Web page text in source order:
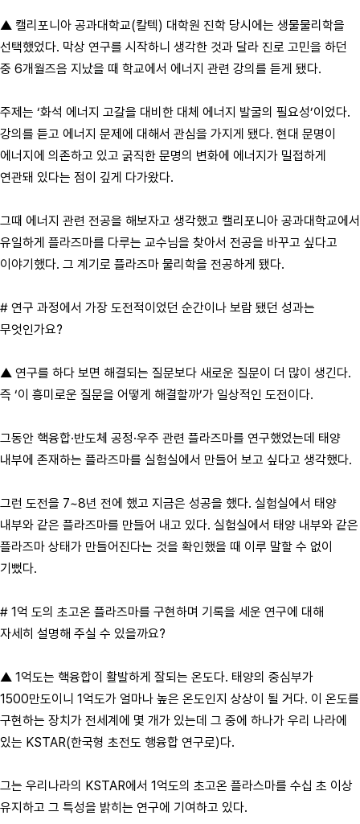
▲ 캘리포니아 공과대학교(칼텍) 대학원 진학 당시에는 생물물리학을
선택했었다. 막상 연구를 시작하니 생각한 것과 달라 진로 고민을 하던
중 6개월즈음 지났을 때 학교에서 에너지 관련 강의를 듣게 됐다.
주제는 ‘화석 에너지 고갈을 대비한 대체 에너지 발굴의 필요성’이었다.
강의를 듣고 에너지 문제에 대해서 관심을 가지게 됐다. 현대 문명이
에너지에 의존하고 있고 굵직한 문명의 변화에 에너지가 밀접하게
연관돼 있다는 점이 깊게 다가왔다.
그때 에너지 관련 전공을 해보자고 생각했고 캘리포니아 공과대학교에서
유일하게 플라즈마를 다루는 교수님을 찾아서 전공을 바꾸고 싶다고
이야기했다. 그 계기로 플라즈마 물리학을 전공하게 됐다.
# 연구 과정에서 가장 도전적이었던 순간이나 보람 됐던 성과는
무엇인가요?
▲ 연구를 하다 보면 해결되는 질문보다 새로운 질문이 더 많이 생긴다.
즉 ‘이 흥미로운 질문을 어떻게 해결할까’가 일상적인 도전이다.
그동안 핵융합·반도체 공정·우주 관련 플라즈마를 연구했었는데 태양
내부에 존재하는 플라즈마를 실험실에서 만들어 보고 싶다고 생각했다.
그런 도전을 7~8년 전에 했고 지금은 성공을 했다. 실험실에서 태양
내부와 같은 플라즈마를 만들어 내고 있다. 실험실에서 태양 내부와 같은
플라즈마 상태가 만들어진다는 것을 확인했을 때 이루 말할 수 없이
기뻤다.
# 1억 도의 초고온 플라즈마를 구현하며 기록을 세운 연구에 대해
자세히 설명해 주실 수 있을까요?
▲ 1억도는 핵융합이 활발하게 잘되는 온도다. 태양의 중심부가
1500만도이니 1억도가 얼마나 높은 온도인지 상상이 될 거다. 이 온도를
구현하는 장치가 전세계에 몇 개가 있는데 그 중에 하나가 우리 나라에
있는 KSTAR(한국형 초전도 행융합 연구로)다.
그는 우리나라의 KSTAR에서 1억도의 초고온 플라스마를 수십 초 이상
유지하고 그 특성을 밝히는 연구에 기여하고 있다.